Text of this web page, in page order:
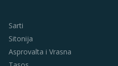
Sarti
Sitonija
Asprovalta i Vrasna